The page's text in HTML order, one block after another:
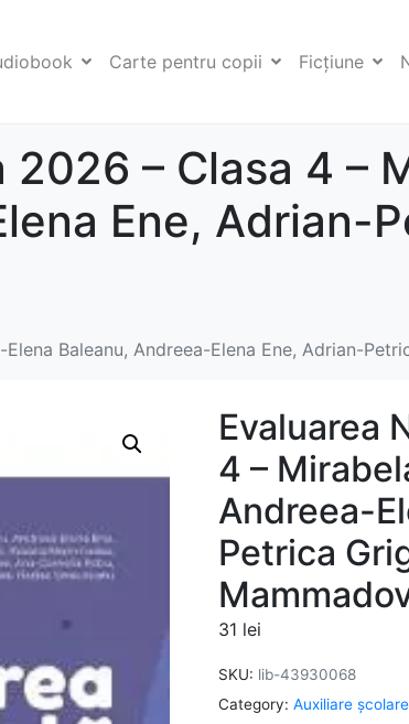
Carte pentru copii Ficţiune
2026 – Clasa 4 –
Ene, Adrian-
Baleanu, Andreea-Elena Ene, Adrian-
Evaluarea
4 –
Andreea-
Petrica
31 lei
SKU: lib-43930068
Category: Auxiliare şcolare